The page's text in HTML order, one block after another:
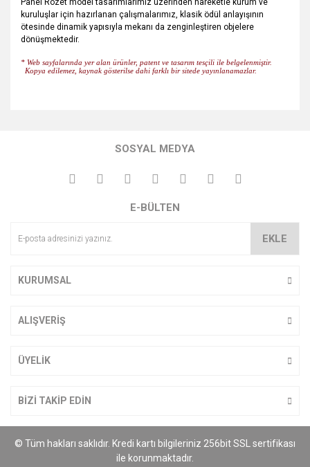
Panel Rozet model tasarımlarımız üzerinden hareketle kurum ve
kuruluşlar için hazırlanan çalışmalarımız, klasik ödül anlayışının
ötesinde dinamik yapısıyla mekanı da zenginleştiren objelere
dönüşmektedir.
* Web sayfalarında yer alan ürünler, patent ve tasarım tesçili ile belgelenmiştir.
Kopya edilemez, kaynak gösterilse dahi farklı bir sitede yayınlanamazlar.
kullanarak tarafımıza iletebilirsiniz.
Görüş ve önerileriniz için teşekkür ederiz.
Ürün açıklamasında eksik bilgiler bulunuyor.
SOSYAL MEDYA
E-BÜLTEN
EKLE
KURUMSAL
ALIŞVERİŞ
ÜYELİK
BİZİ TAKİP EDİN
© Tüm hakları saklıdır. Kredi kartı bilgileriniz 256bit SSL sertifikası
ile korunmaktadır.